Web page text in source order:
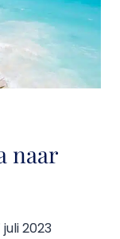
naar
juli 2023